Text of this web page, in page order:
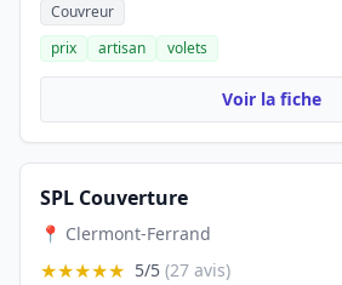
Couvreur
prix
artisan volets
Voir la fiche
SPL Couverture
📍 Clermont-Ferrand
★★★★★ 5/5 (27 avis)